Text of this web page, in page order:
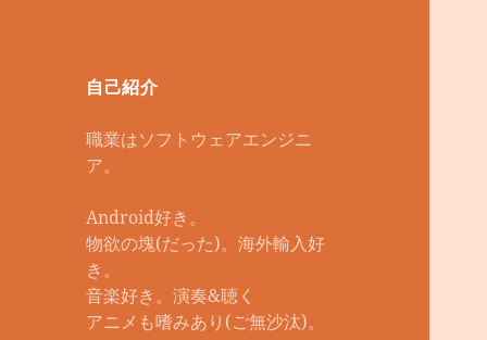
自己紹介
職業はソフトウェアエンジニ
ア。
Android好き。
物欲の塊(だった)。海外輸入好
き。
音楽好き。演奏&聴く
アニメも嗜みあり(ご無沙汰)。